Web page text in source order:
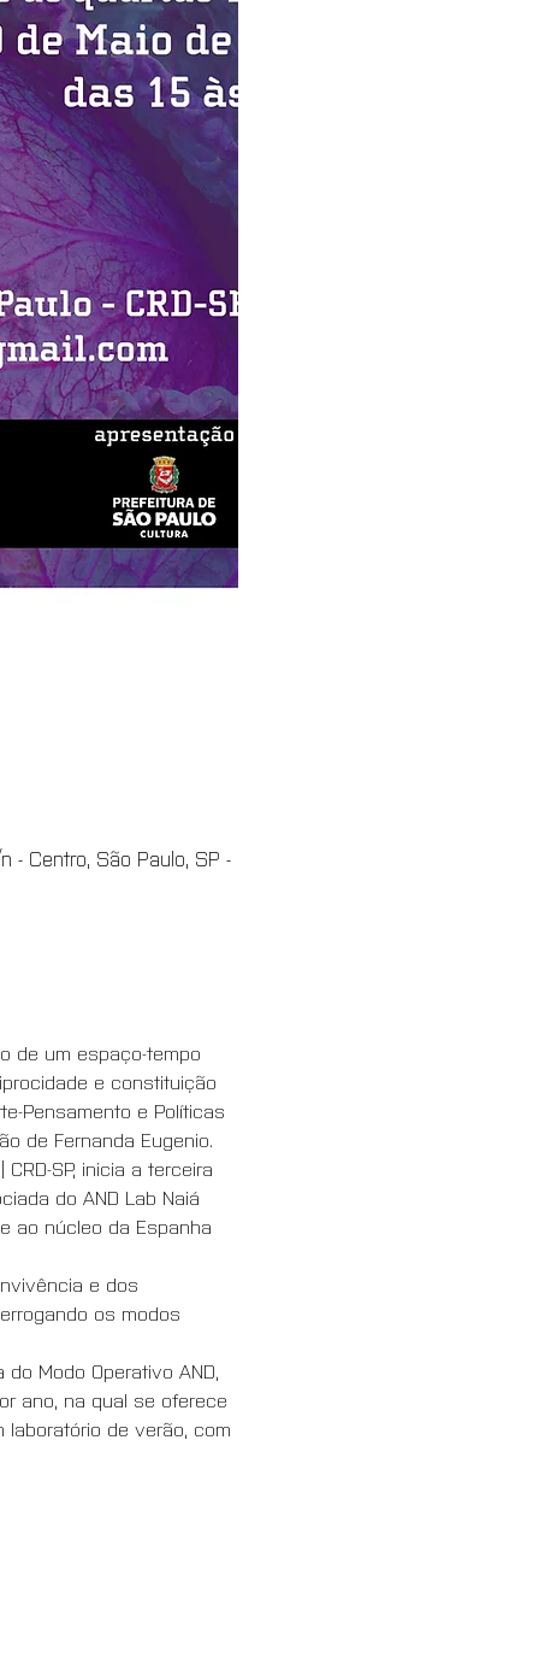
- Centro, São Paulo, SP -
de um espaço-tempo
e constituição
Pensamento e Políticas
de Fernanda Eugenio.
SP, inicia a terceira
do AND Lab Naiá
ao núcleo da Espanha
e dos
os modos
Modo Operativo AND,
ano, na qual se oferece
de verão, com